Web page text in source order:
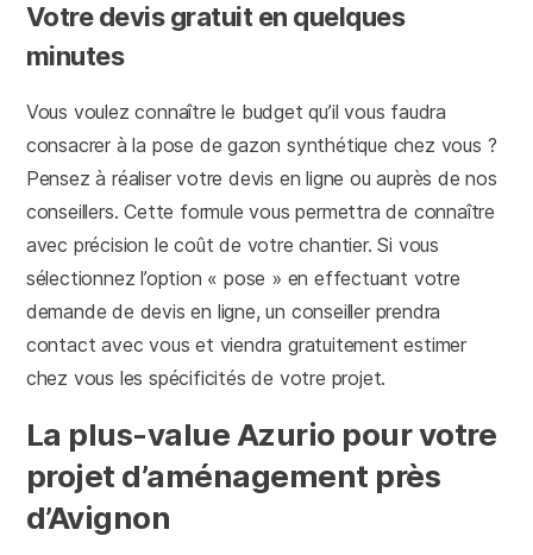
Votre devis gratuit en quelques
minutes
Vous voulez connaître le budget qu’il vous faudra
consacrer à la pose de gazon synthétique chez vous ?
Pensez à réaliser votre devis en ligne ou auprès de nos
conseillers. Cette formule vous permettra de connaître
avec précision le coût de votre chantier. Si vous
sélectionnez l’option « pose » en effectuant votre
demande de devis en ligne, un conseiller prendra
contact avec vous et viendra gratuitement estimer
chez vous les spécificités de votre projet.
La plus-value Azurio pour votre
projet d’aménagement près
d’Avignon